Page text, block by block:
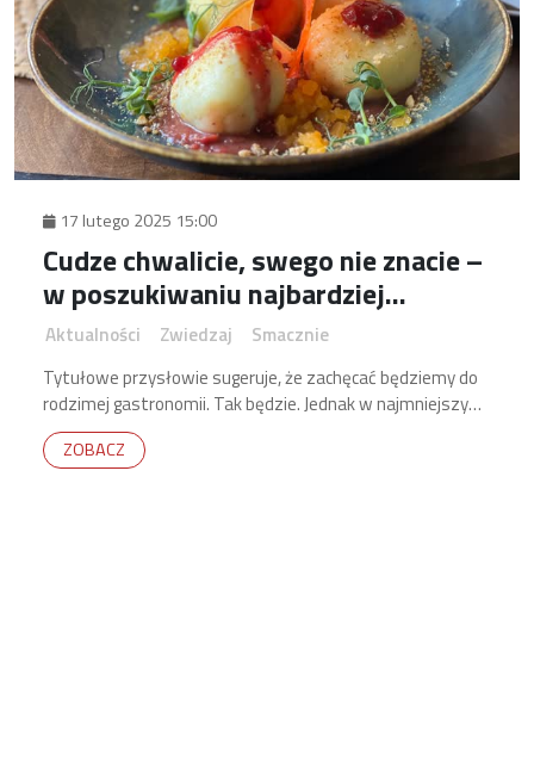
17 lutego 2025 15:00
Cudze chwalicie, swego nie znacie –
w poszukiwaniu najbardziej
naturalnych smaków.
Aktualności Zwiedzaj
Smacznie
Tytułowe przysłowie sugeruje, że zachęcać będziemy do
rodzimej gastronomii. Tak będzie. Jednak w najmniejszym
stopniu nie chcemy Państwa zniechęcać do kuchni innych
stron świata.
ZOBACZ